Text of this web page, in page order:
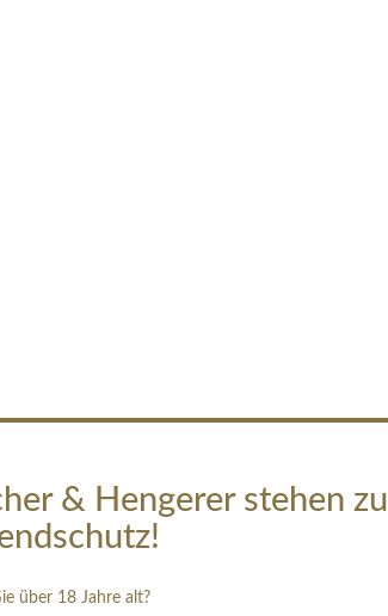
& Hengerer stehen zu
über 18 Jahre alt?